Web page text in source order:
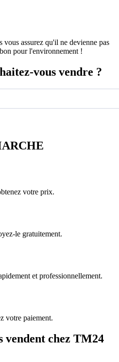
assurez qu'il ne devienne pas
pour l'environnement !
vous vendre ?
votre prix.
le gratuitement.
et professionnellement.
votre paiement.
vendent chez TM24